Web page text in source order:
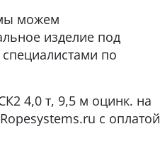
можем
изделие под
по
4,0 т, 9,5 м оцинк. на
с оплатой